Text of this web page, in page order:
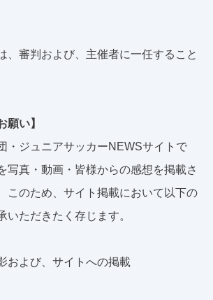
審判および、主催者に一任すること
願い】
・ジュニアサッカーNEWSサイトで
写真・動画・皆様からの感想を掲載さ
このため、サイト掲載において以下の
いただきたく存じます。
および、サイトへの掲載